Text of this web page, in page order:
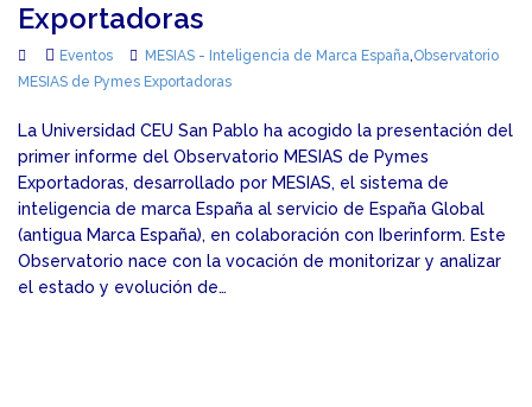
Exportadoras
Eventos MESIAS - Inteligencia de Marca España,Observatorio
MESIAS de Pymes Exportadoras
La Universidad CEU San Pablo ha acogido la presentación del
primer informe del Observatorio MESIAS de Pymes
Exportadoras, desarrollado por MESIAS, el sistema de
inteligencia de marca España al servicio de España Global
(antigua Marca España), en colaboración con Iberinform. Este
Observatorio nace con la vocación de monitorizar y analizar
el estado y evolución de…